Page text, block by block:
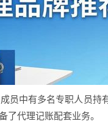
员中有多名专职人员持
了代理记账配套业务。